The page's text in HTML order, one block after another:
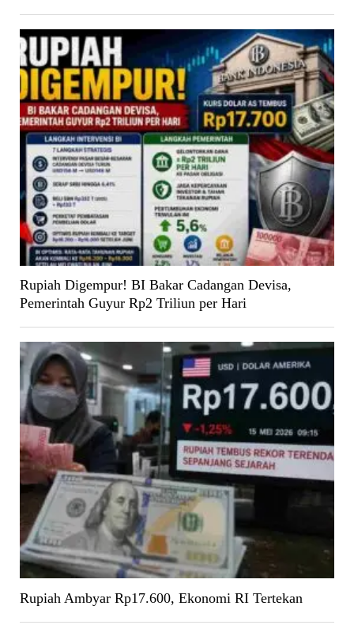
Rupiah Digempur! BI Bakar Cadangan Devisa,
Pemerintah Guyur Rp2 Triliun per Hari
Rupiah Ambyar Rp17.600, Ekonomi RI Tertekan